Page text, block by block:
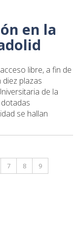
en la
libre, a fin de
plazas
de la
se hallan
7 8
9